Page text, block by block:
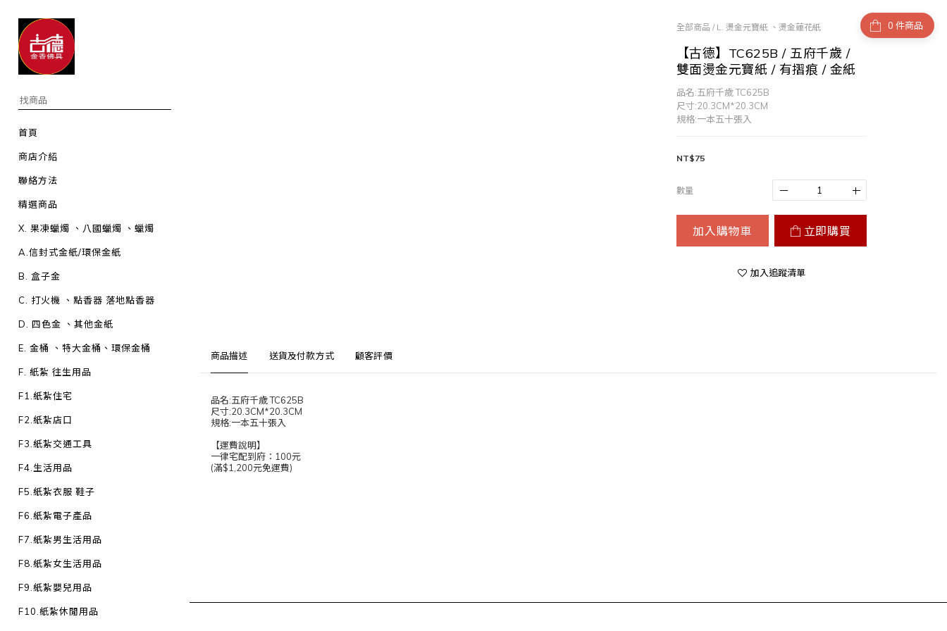
首頁
商店介紹
聯絡方法
精選商品
X. 果凍蠟燭 、八國蠟燭 、蠟燭
A.信封式金紙/環保金紙
B. 盒子金
C. 打火機 、點香器 落地點香器
D. 四色金 、其他金紙
E. 金桶 、特大金桶、環保金桶
F. 紙紮 往生用品
F1.紙紮住宅
F2.紙紮店口
F3.紙紮交通工具
F4.生活用品
F5.紙紮衣服 鞋子
F6.紙紮電子產品
F7.紙紮男生活用品
F8.紙紮女生活用品
F9.紙紮嬰兒用品
F10.紙紮休閒用品
件商品
全部商品 / L. 燙金元寶紙 、燙金蓮花紙
【古德】TC625B / 五府千歲 /
雙面燙金元寶紙 / 有摺痕 / 金紙
品名:五府千歲 TC625B
尺寸:20.3CM*20.3CM
規格:一本五十張入
NT$75
數量
加入購物車 立即購買
加入追蹤清單
商品描述 送貨及付款方式 顧客評價
品名:五府千歲 TC625B
尺寸:20.3CM*20.3CM
規格:一本五十張入
【運費說明】
一律宅配到府：100元
(滿$1,200元免運費)